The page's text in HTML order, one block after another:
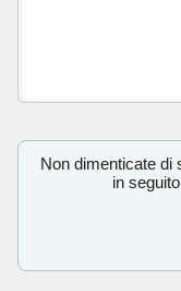
Non dimenticate di
in